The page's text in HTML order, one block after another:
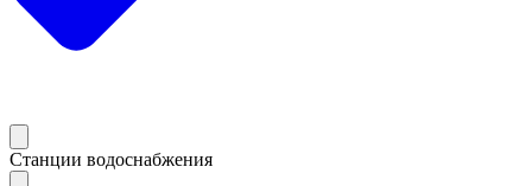
Станции водоснабжения